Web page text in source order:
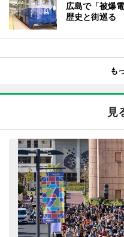
広島で「被爆
歴史と街巡る
も
見